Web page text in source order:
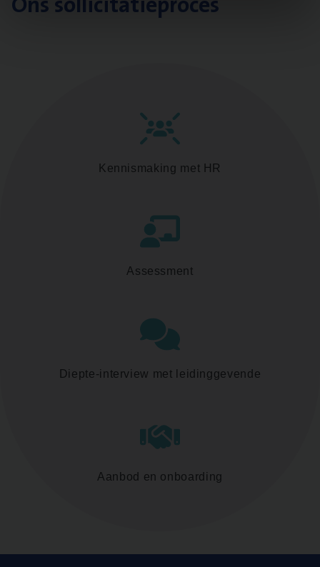
Kennismaking met HR
Assessment
Diepte-interview met leidinggevende
Aanbod en onboarding